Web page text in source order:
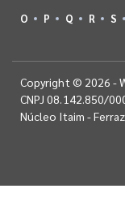
O
P Q R S
Copyright © 2026 -
CNPJ 08.142.850/
Núcleo Itaim -